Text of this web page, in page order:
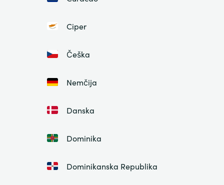
Ciper
Češka
Nemčija
Danska
Dominika
Dominikanska Republika